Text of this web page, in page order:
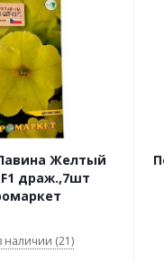
Желтый
драж.,7шт
наличии (21)